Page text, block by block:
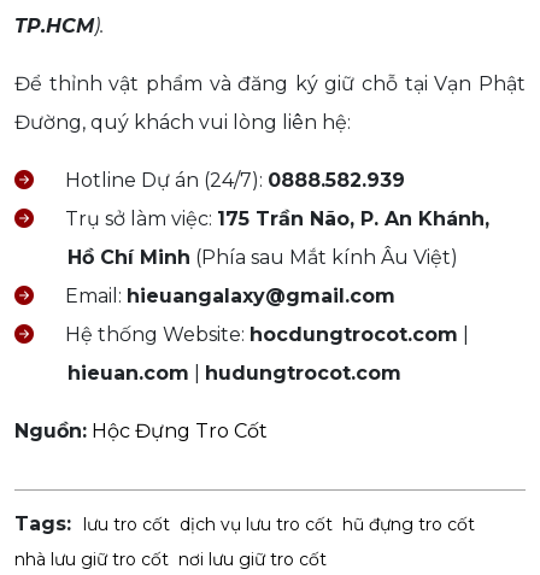
TP.HCM).
Để thỉnh vật phẩm và đăng ký giữ chỗ tại Vạn Phật
Đường, quý khách vui lòng liên hệ:
Hotline Dự án (24/7): 0888.582.939
Trụ sở làm việc: 175 Trần Não, P. An Khánh,
Hồ Chí Minh (Phía sau Mắt kính Âu Việt)
Email: hieuangalaxy@gmail.com
Hệ thống Website: hocdungtrocot.com
hieuan.com
hudungtrocot.com
Nguồn: Hộc Đựng Tro Cốt
Tags: lưu tro cốt dịch vụ lưu tro cốt hũ đựng tro cốt
nhà lưu giữ tro cốt nơi lưu giữ tro cốt